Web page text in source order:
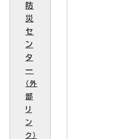
防
災
セ
ン
タ
ー
（外
部
リ
ン
ク）